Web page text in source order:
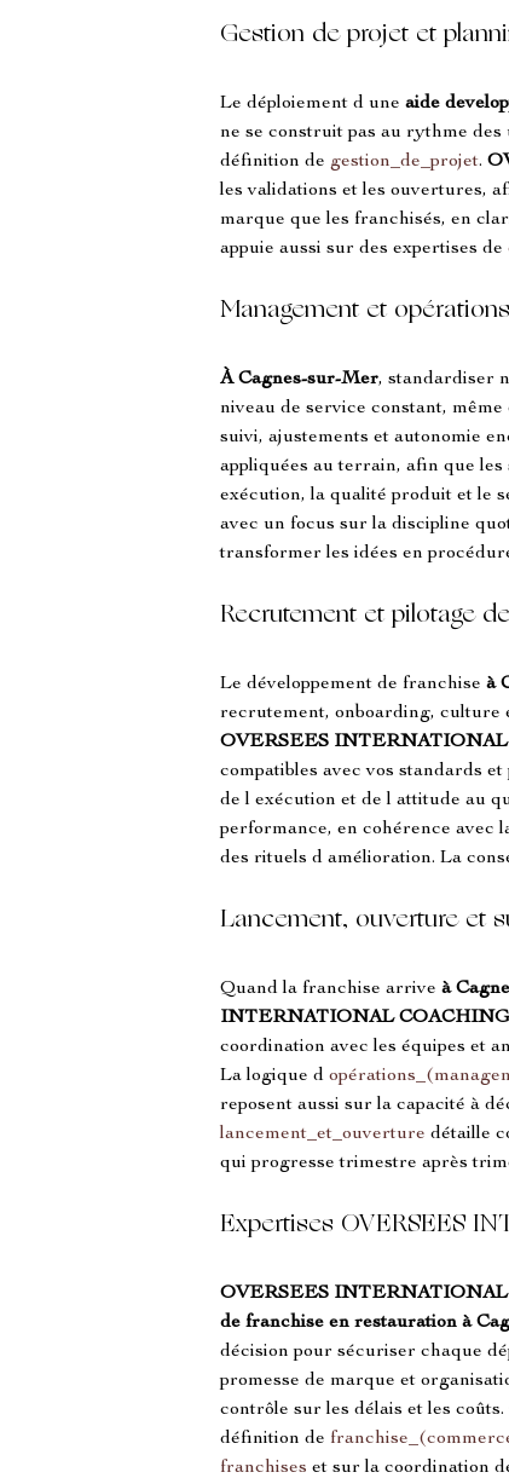
Gestion de projet et
Le déploiement d une aide
ne se construit pas au rythme des
définition de gestion_de_projet.
les validations et les ouvertures,
marque que les franchisés, en
appuie aussi sur des expertises de
Management et
À Cagnes-sur-Mer, standardiser
niveau de service constant,
suivi, ajustements et autonomie
appliquées au terrain, afin que
exécution, la qualité produit et le
avec un focus sur la discipline
transformer les idées en
Recrutement et pilotage
Le développement de franchise à
recrutement, onboarding, culture
OVERSEES
compatibles avec vos standards
de l exécution et de l attitude au
performance, en cohérence avec
des rituels d amélioration. La
Lancement, ouverture et
Quand la franchise arrive à
INTERNATIONAL COACHING
coordination avec les équipes et
La logique d
reposent aussi sur la capacité à
lancement_et_ouverture détaille
qui progresse trimestre après
Expertises OVERSEES
OVERSEES
de franchise en restauration à
décision pour sécuriser chaque
promesse de marque et
contrôle sur les délais et les
définition de
franchises et sur la coordination